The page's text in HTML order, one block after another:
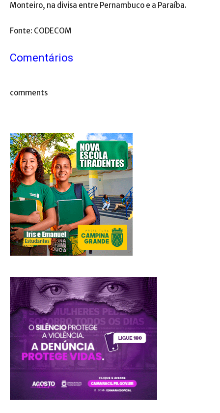
Monteiro, na divisa entre Pernambuco e a Paraíba.
Fonte: CODECOM
Comentários
comments